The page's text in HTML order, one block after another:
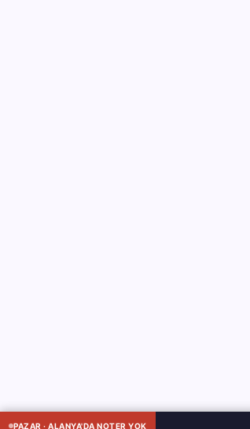
PAZAR · ALANYA'DA NOTER YOK